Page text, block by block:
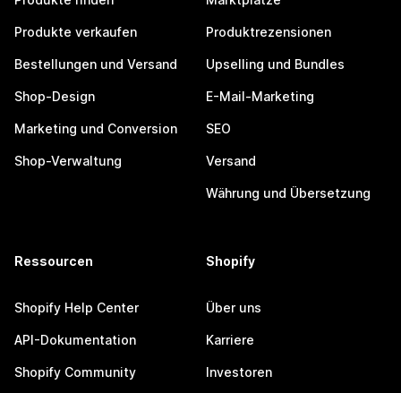
Produkte verkaufen
Bestellungen und Versand
Shop-Design
Marketing und Conversion
Shop-Verwaltung
Produktrezensionen
Upselling und Bundles
E-Mail-Marketing
SEO
Versand
Währung und Übersetzung
Ressourcen
Shopify Help Center
API-Dokumentation
Shopify Community
Shopify
Über uns
Karriere
Investoren